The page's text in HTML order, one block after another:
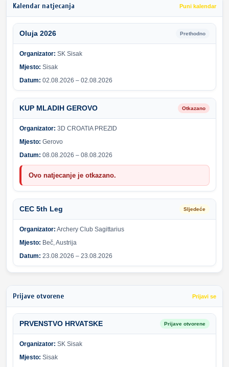
Kalendar natjecanja Puni kalendar
Oluja 2026 Prethodno
Organizator: SK Sisak
Mjesto: Sisak
Datum: 02.08.2026 – 02.08.2026
KUP MLADIH GEROVO Otkazano
Organizator: 3D CROATIA PREZID
Mjesto: Gerovo
Datum: 08.08.2026 – 08.08.2026
Ovo natjecanje je otkazano.
CEC 5th Leg Sljedeće
Organizator: Archery Club Sagittarius
Mjesto: Beč, Austrija
Datum: 23.08.2026 – 23.08.2026
Prijave otvorene Prijavi se
PRVENSTVO HRVATSKE Prijave otvorene
Organizator: SK Sisak
Mjesto: Sisak